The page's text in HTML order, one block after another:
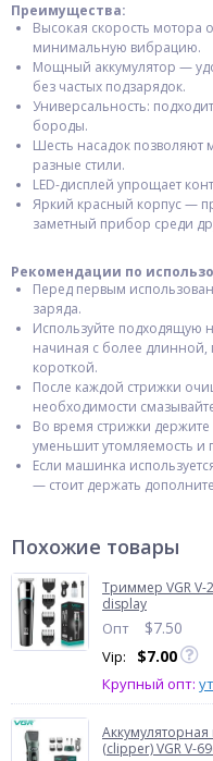
Преимущества:
Высокая скорость мотора
минимальную вибрацию.
Мощный аккумулятор —
без частых подзарядок.
Универсальность:
бороды.
Шесть насадок позволяют
разные стили.
LED-дисплей упрощает
Яркий красный корпус —
заметный прибор среди
Рекомендации по
Перед первым
заряда.
Используйте подходящую
начиная с более длинной,
короткой.
После каждой стрижки
необходимости
Во время стрижки
уменьшит утомляемость и
Если машинка
— стоит держать
Похожие товары
Триммер VGR V-
display
Опт $7.50
Vip: $7.00
Крупный опт:
(clipper) VGR V-